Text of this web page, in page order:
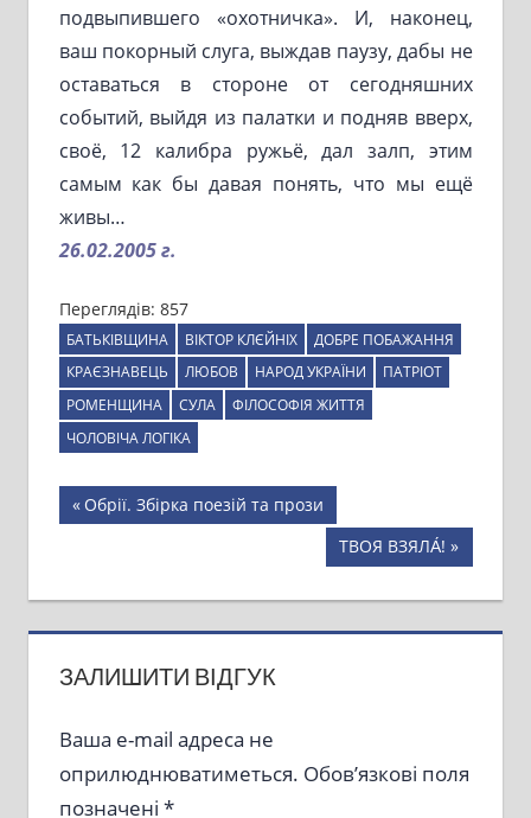
подвыпившего «охотничка». И, наконец,
ваш покорный слуга, выждав паузу, дабы не
оставаться в стороне от сегодняшних
событий, выйдя из палатки и подняв вверх,
своё, 12 калибра ружьё, дал залп, этим
самым как бы давая понять, что мы ещё
живы…
26.02.2005 г.
Переглядів: 857
БАТЬКІВЩИНА ВІКТОР КЛЄЙНІХ
ДОБРЕ ПОБАЖАННЯ
КРАЄЗНАВЕЦЬ
ЛЮБОВ НАРОД УКРАЇНИ
ПАТРІОТ
РОМЕНЩИНА
СУЛА
ФІЛОСОФІЯ ЖИТТЯ
ЧОЛОВІЧА ЛОГІКА
Навігація
Previous
Post:
Обрії. Збірка поезій та прози
Next
Post:
ТВОЯ ВЗЯЛА́!
ЗАЛИШИТИ ВІДГУК
Ваша e-mail адреса не
оприлюднюватиметься. Обов’язкові поля
позначені *